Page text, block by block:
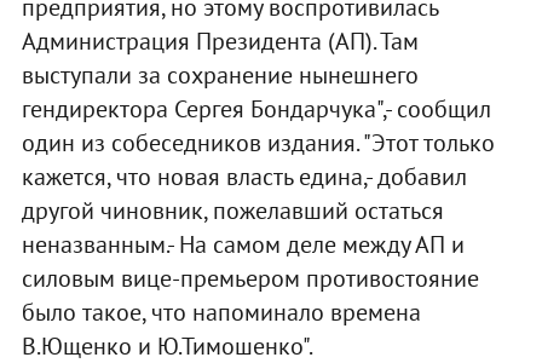
предприятия, но этому воспротивилась
Администрация Президента (АП). Там
выступали за сохранение нынешнего
гендиректора Сергея Бондарчука",- сообщил
один из собеседников издания. "Этот только
кажется, что новая власть едина,- добавил
другой чиновник, пожелавший остаться
неназванным.- На самом деле между АП и
силовым вице-премьером противостояние
было такое, что напоминало времена
В.Ющенко и Ю.Тимошенко".